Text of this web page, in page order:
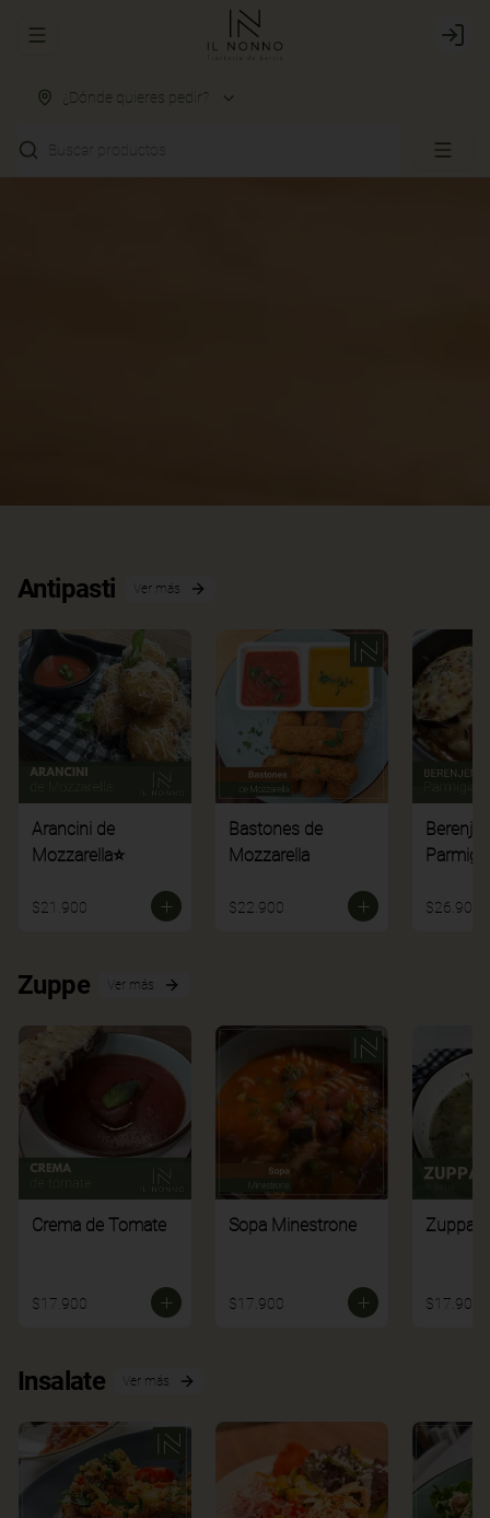
Abrir menu de navegación Login
¿Dónde quieres pedir?
Buscar productos
Antipasti Ver más
Arancini de
Mozzarella⭐
$21.900
Bastones de
Mozzarella
$22.900 $26.900
Zuppe Ver más
Crema de Tomate
$17.900
Sopa Minestrone
$17.900
Zuppa
$17.900
Insalate Ver más